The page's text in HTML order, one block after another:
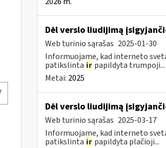
Dėl verslo liudijimą
Web turinio sąrašas 2025-01-30
Informuojame, kad interneto
patikslinta ir papildyta trumpoji...
Metai: 2025
Dėl verslo liudijimą
Web turinio sąrašas 2025-03-17
Informuojame, kad interneto
patikslinta ir papildyta plačioji...